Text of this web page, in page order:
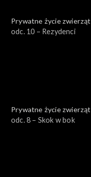
Prywatne życie zwierząt
odc. 10 – Rezydenci
Prywatne życie zwierząt
odc. 8 – Skok w bok